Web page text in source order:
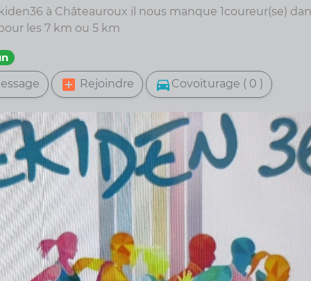
à Châteauroux il nous manque 1coureur(se)
les 7 km ou 5 km
add_box Rejoindre directions_car Covoiturage ( 0 )